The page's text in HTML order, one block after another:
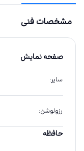
مشخصات فنی
صفحه نمایش
سایر:
رزولوشن:
حافظه